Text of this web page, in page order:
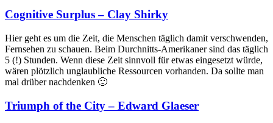
Cognitive Surplus – Clay Shirky
Hier geht es um die Zeit, die Menschen täglich damit verschwenden,
Fernsehen zu schauen. Beim Durchnitts-Amerikaner sind das täglich
5 (!) Stunden. Wenn diese Zeit sinnvoll für etwas eingesetzt würde,
wären plötzlich unglaubliche Ressourcen vorhanden. Da sollte man
mal drüber nachdenken 🙂
Triumph of the City – Edward Glaeser